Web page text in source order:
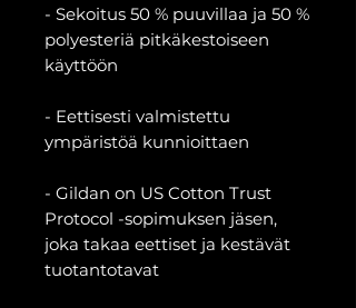
- Sekoitus 50 % puuvillaa ja 50 %
polyesteriä pitkäkestoiseen
käyttöön
- Eettisesti valmistettu
ympäristöä kunnioittaen
- Gildan on US Cotton Trust
Protocol -sopimuksen jäsen,
joka takaa eettiset ja kestävät
tuotantotavat